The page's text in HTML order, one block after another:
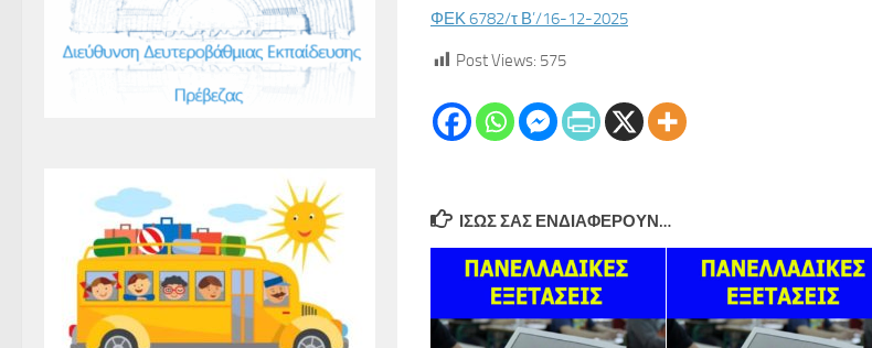
ΦΕΚ 6782/τ Β’/16-12-2025
Post Views: 575
ΊΣΩΣ ΣΑΣ ΕΝΔΙΑΦΈΡΟΥΝ…